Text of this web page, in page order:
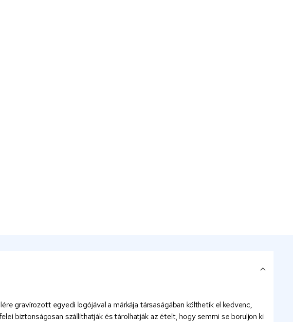
gravírozott egyedi logójával a márkája társaságában költhetik el kedvenc,
biztonságosan szállíthatják és tárolhatják az ételt, hogy semmi se boruljon ki